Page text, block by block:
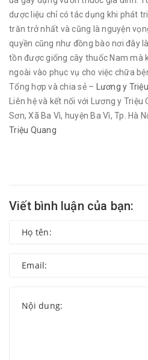
dược liệu chỉ có tác dụng khi phát
trăn trở nhất và cũng là nguyện
quyền cũng như đồng bào nơi đây
tồn được giống cây thuốc Nam mà
ngoài vào phục vụ cho việc chữa
Tổng hợp và chia sẻ – Lương y
Liên hệ và kết nối với Lương y Triệu
Sơn, Xã Ba Vì, huyện Ba Vì, Tp. Hà
Triệu Quang
Viết bình luận của bạn: